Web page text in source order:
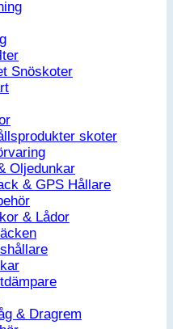
Snöskoter
skoter
Oljedunkar
& GPS Hållare
& Lådor
& Dragrem